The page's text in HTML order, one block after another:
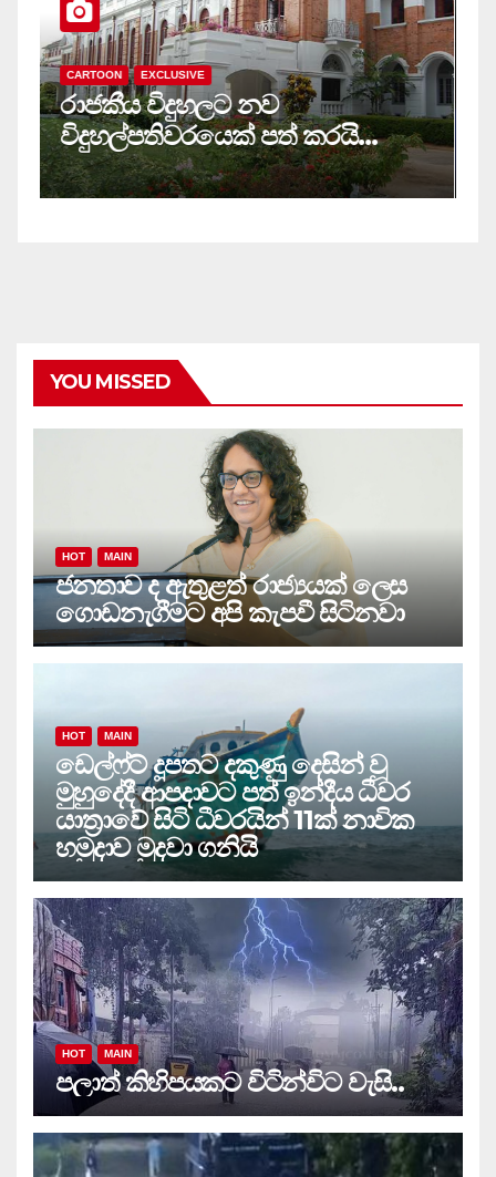
CARTOON EXCLUSIVE
රාජකීය විදුහලට නව
විදුහල්පතිවරයෙක් පත් කරයි…
YOU MISSED
HOT MAIN
ජනතාව ද ඇතුළත් රාජ්‍යයක් ලෙස
ගොඩනැගීමට අපි කැපවී සිටිනවා
HOT MAIN
ඩෙල්ෆ්ට් දූපතට දකුණු දෙසින් වූ
මුහුදේදී ආපදාවට පත් ඉන්දීය ධීවර
යාත්‍රාවේ සිටි ධීවරයින් 11ක් නාවික
හමුදාව මුදවා ගනියි
HOT MAIN
පලාත් කිහිපයකට විටින්විට වැසි..